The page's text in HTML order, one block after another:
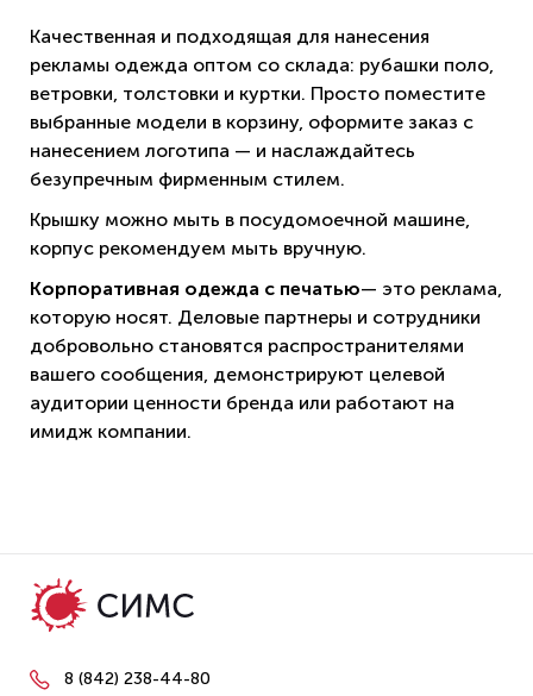
Качественная и подходящая для нанесения
рекламы одежда оптом со склада: рубашки поло,
ветровки, толстовки и куртки. Просто поместите
выбранные модели в корзину, оформите заказ с
нанесением логотипа — и наслаждайтесь
безупречным фирменным стилем.
Крышку можно мыть в посудомоечной машине,
корпус рекомендуем мыть вручную.
Корпоративная одежда с печатью— это реклама,
которую носят. Деловые партнеры и сотрудники
добровольно становятся распространителями
вашего сообщения, демонстрируют целевой
аудитории ценности бренда или работают на
имидж компании.
8 (842) 238-44-80